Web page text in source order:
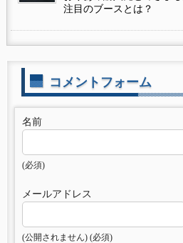
注目のブースとは？
コメントフォーム
名前
(必須)
メールアドレス
(公開されません) (必須)